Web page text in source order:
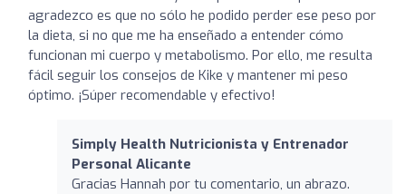
agradezco es que no sólo he podido perder ese peso por
la dieta, si no que me ha enseñado a entender cómo
funcionan mi cuerpo y metabolismo. Por ello, me resulta
fácil seguir los consejos de Kike y mantener mi peso
óptimo. ¡Súper recomendable y efectivo!
Simply Health Nutricionista y Entrenador
Personal Alicante
Gracias Hannah por tu comentario, un abrazo.